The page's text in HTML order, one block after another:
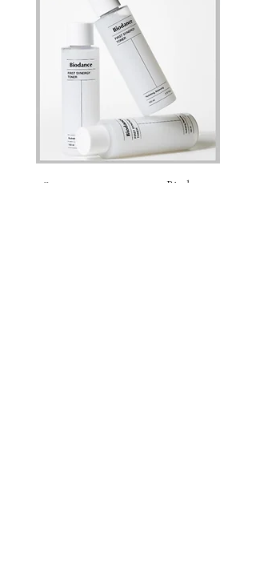
Зволожувальний тонер Biodance